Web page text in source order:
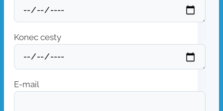
Konec cesty
E-mail